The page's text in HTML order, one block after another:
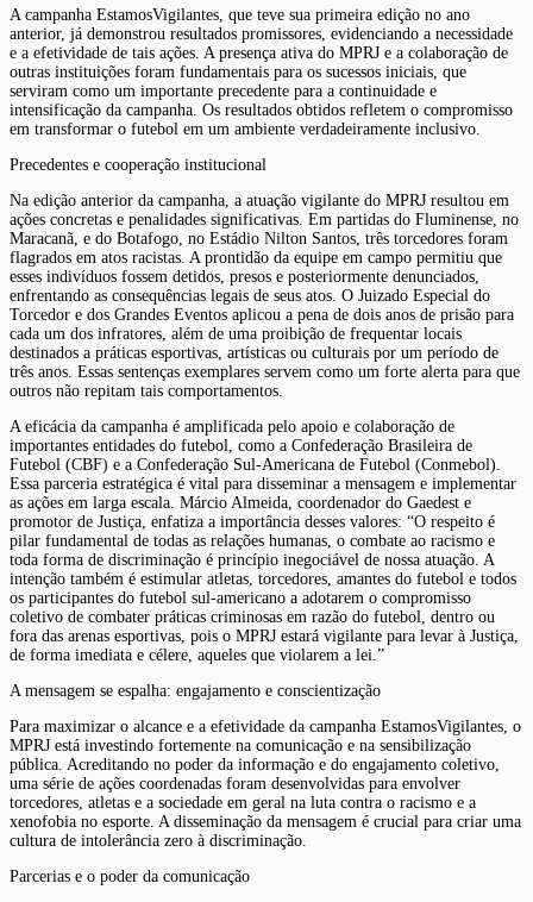
A campanha EstamosVigilantes, que teve sua primeira edição no ano
anterior, já demonstrou resultados promissores, evidenciando a necessidade
e a efetividade de tais ações. A presença ativa do MPRJ e a colaboração de
outras instituições foram fundamentais para os sucessos iniciais, que
serviram como um importante precedente para a continuidade e
intensificação da campanha. Os resultados obtidos refletem o compromisso
em transformar o futebol em um ambiente verdadeiramente inclusivo.
Precedentes e cooperação institucional
Na edição anterior da campanha, a atuação vigilante do MPRJ resultou em
ações concretas e penalidades significativas. Em partidas do Fluminense, no
Maracanã, e do Botafogo, no Estádio Nilton Santos, três torcedores foram
flagrados em atos racistas. A prontidão da equipe em campo permitiu que
esses indivíduos fossem detidos, presos e posteriormente denunciados,
enfrentando as consequências legais de seus atos. O Juizado Especial do
Torcedor e dos Grandes Eventos aplicou a pena de dois anos de prisão para
cada um dos infratores, além de uma proibição de frequentar locais
destinados a práticas esportivas, artísticas ou culturais por um período de
três anos. Essas sentenças exemplares servem como um forte alerta para que
outros não repitam tais comportamentos.
A eficácia da campanha é amplificada pelo apoio e colaboração de
importantes entidades do futebol, como a Confederação Brasileira de
Futebol (CBF) e a Confederação Sul-Americana de Futebol (Conmebol).
Essa parceria estratégica é vital para disseminar a mensagem e implementar
as ações em larga escala. Márcio Almeida, coordenador do Gaedest e
promotor de Justiça, enfatiza a importância desses valores: “O respeito é
pilar fundamental de todas as relações humanas, o combate ao racismo e
toda forma de discriminação é princípio inegociável de nossa atuação. A
intenção também é estimular atletas, torcedores, amantes do futebol e todos
os participantes do futebol sul-americano a adotarem o compromisso
coletivo de combater práticas criminosas em razão do futebol, dentro ou
fora das arenas esportivas, pois o MPRJ estará vigilante para levar à Justiça,
de forma imediata e célere, aqueles que violarem a lei.”
A mensagem se espalha: engajamento e conscientização
Para maximizar o alcance e a efetividade da campanha EstamosVigilantes, o
MPRJ está investindo fortemente na comunicação e na sensibilização
pública. Acreditando no poder da informação e do engajamento coletivo,
uma série de ações coordenadas foram desenvolvidas para envolver
torcedores, atletas e a sociedade em geral na luta contra o racismo e a
xenofobia no esporte. A disseminação da mensagem é crucial para criar uma
cultura de intolerância zero à discriminação.
Parcerias e o poder da comunicação